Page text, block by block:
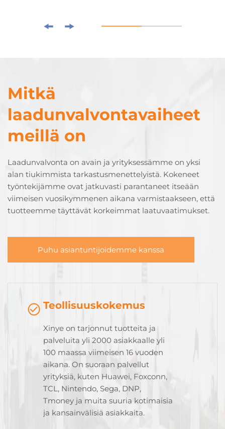
Mitkä
laadunvalvontavaiheet
meillä on
Laadunvalvonta on avain ja yrityksessämme on yksi
alan tiukimmista tarkastusmenettelyistä. Kokeneet
työntekijämme ovat jatkuvasti parantaneet itseään
viimeisen vuosikymmenen aikana varmistaakseen, että
tuotteemme täyttävät korkeimmat laatuvaatimukset.
Puhu asiantuntijoidemme kanssa
Teollisuuskokemus
Xinye on tarjonnut tuotteita ja
palveluita yli 2000 asiakkaalle yli
100 maassa viimeisen 16 vuoden
aikana. On suoraan palvellut
yrityksiä, kuten Huawei, Foxconn,
TCL, Nintendo, Sega, DNP,
Tmoney ja muita suuria kotimaisia
ja kansainvälisiä asiakkaita.